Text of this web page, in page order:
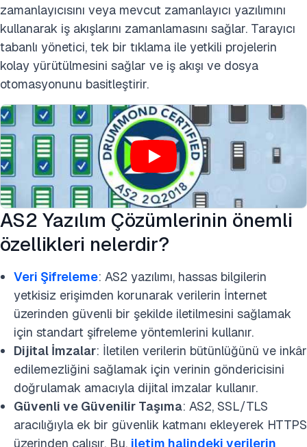
zamanlayıcısını veya mevcut zamanlayıcı yazılımını
kullanarak iş akışlarını zamanlamasını sağlar. Tarayıcı
tabanlı yönetici, tek bir tıklama ile yetkili projelerin
kolay yürütülmesini sağlar ve iş akışı ve dosya
otomasyonunu basitleştirir.
AS2 Yazılım Çözümlerinin önemli
özellikleri nelerdir?
Veri Şifreleme: AS2 yazılımı, hassas bilgilerin
yetkisiz erişimden korunarak verilerin İnternet
üzerinden güvenli bir şekilde iletilmesini sağlamak
için standart şifreleme yöntemlerini kullanır.
Dijital İmzalar: İletilen verilerin bütünlüğünü ve inkâr
edilemezliğini sağlamak için verinin göndericisini
doğrulamak amacıyla dijital imzalar kullanır.
Güvenli ve Güvenilir Taşıma: AS2, SSL/TLS
aracılığıyla ek bir güvenlik katmanı ekleyerek HTTPS
üzerinden çalışır. Bu, iletim halindeki verilerin